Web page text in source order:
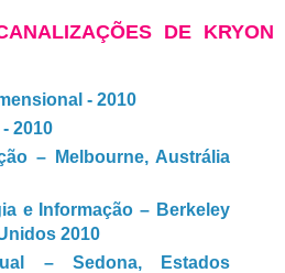
DE KRYON
- 2010
2010
– Melbourne, Austrália
e Informação – Berkeley
2010
– Sedona, Estados